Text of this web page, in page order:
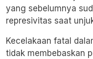
yang sebelumnya
represivitas saat
Kecelakaan fatal
tidak membebaskan